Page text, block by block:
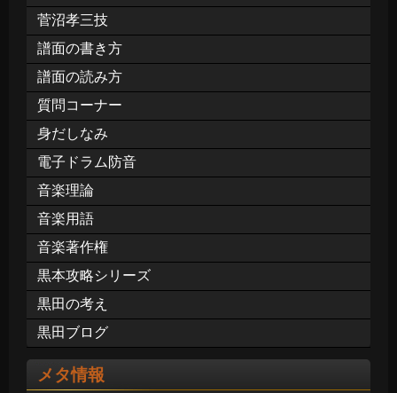
菅沼孝三技
譜面の書き方
譜面の読み方
質問コーナー
身だしなみ
電子ドラム防音
音楽理論
音楽用語
音楽著作権
黒本攻略シリーズ
黒田の考え
黒田ブログ
メタ情報